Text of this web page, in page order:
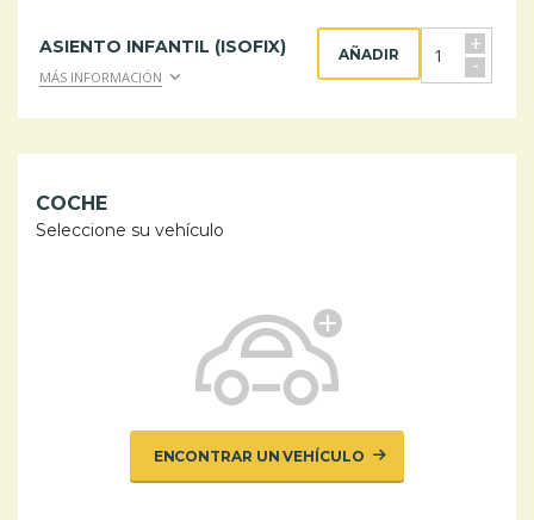
ASIENTO INFANTIL (ISOFIX)
MÁS INFORMACIÓN
+
-
AÑADIR
COCHE
Seleccione su vehículo
ENCONTRAR UN VEHÍCULO